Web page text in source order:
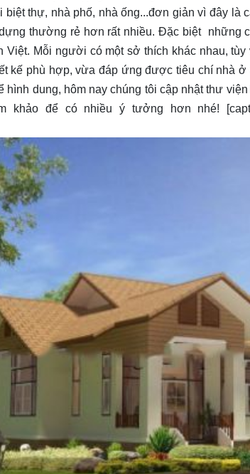
thự, nhà phố, nhà ống...đơn giản vì đây là
thường rẻ hơn rất nhiều. Đặc biệt những
Việt. Mỗi người có một sở thích khác nhau,
kế phù hợp, vừa đáp ứng được tiêu chí nhà
hình dung, hôm nay chúng tôi cập nhật thư viện
khảo để có nhiều ý tưởng hơn nhé!